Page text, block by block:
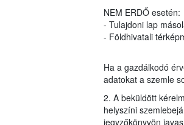
NEM ERDŐ esetén:
- Tulajdoni lap
- Földhivatali
Ha a gazdálkodó
adatokat a szemle
2. A beküldött
helyszíni
jegyzőkönyvön